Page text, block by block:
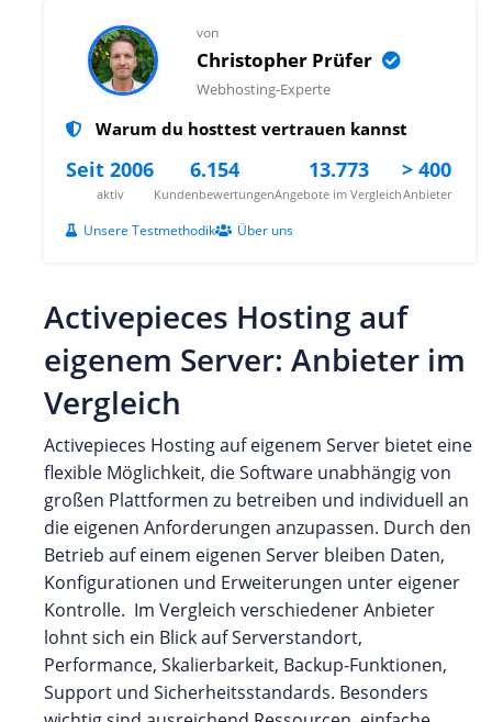
von
Christopher Prüfer
Webhosting-Experte
Warum du hosttest vertrauen kannst
Seit 2006
aktiv
6.154
Kundenbewertungen
13.773
Angebote im Vergleich
> 400
Anbieter
Unsere Testmethodik Über uns
Activepieces Hosting auf
eigenem Server: Anbieter im
Vergleich
Activepieces Hosting auf eigenem Server bietet eine
flexible Möglichkeit, die Software unabhängig von
großen Plattformen zu betreiben und individuell an
die eigenen Anforderungen anzupassen. Durch den
Betrieb auf einem eigenen Server bleiben Daten,
Konfigurationen und Erweiterungen unter eigener
Kontrolle. Im Vergleich verschiedener Anbieter
lohnt sich ein Blick auf Serverstandort,
Performance, Skalierbarkeit, Backup-Funktionen,
Support und Sicherheitsstandards. Besonders